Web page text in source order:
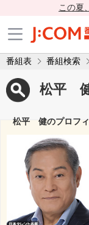
この夏
番組表 番組検索
松平
松平 健のプロフ